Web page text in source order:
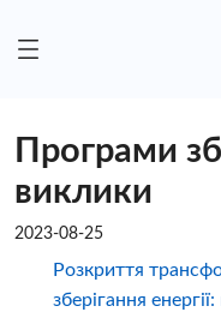
Програми
виклики
2023-08-25
Розкриття
зберігання